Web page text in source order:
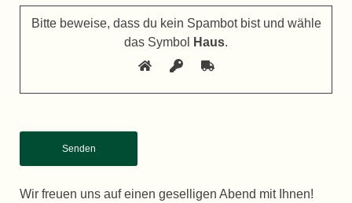
Bitte beweise, dass du kein Spambot bist und wähle
das Symbol
Haus.
Wir freuen uns auf einen geselligen Abend mit Ihnen!